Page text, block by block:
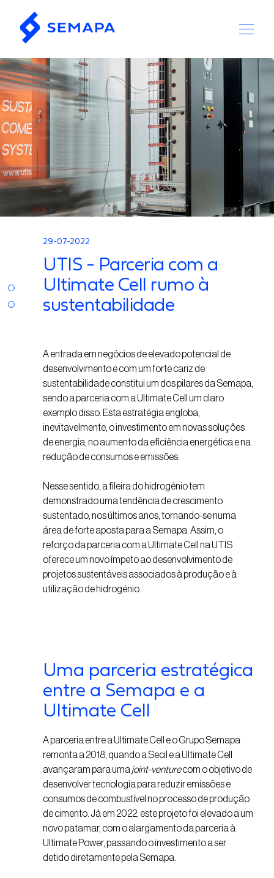
29-07-2022
UTIS - Parceria com a
Ultimate Cell rumo à
sustentabilidade
A entrada em negócios de elevado potencial de
desenvolvimento e com um forte cariz de
sustentabilidade constitui um dos pilares da Semapa,
sendo a parceria com a Ultimate Cell um claro
exemplo disso. Esta estratégia engloba,
inevitavelmente, o investimento em novas soluções
de energia, no aumento da eficiência energética e na
redução de consumos e emissões.
Nesse sentido, a fileira do hidrogénio tem
demonstrado uma tendência de crescimento
sustentado, nos últimos anos, tornando-se numa
área de forte aposta para a Semapa. Assim, o
reforço da parceria com a Ultimate Cell na UTIS
oferece um novo ímpeto ao desenvolvimento de
projetos sustentáveis associados à produção e à
utilização de hidrogénio.
Uma parceria estratégica
entre a Semapa e a
Ultimate Cell
A parceria entre a Ultimate Cell e o Grupo Semapa
remonta a 2018, quando a Secil e a Ultimate Cell
avançaram para uma joint-venturecom o objetivo de
desenvolver tecnologia para reduzir emissões e
consumos de combustível no processo de produção
de cimento. Já em 2022, este projeto foi elevado a um
novo patamar, com o alargamento da parceria à
Ultimate Power, passando o investimento a ser
detido diretamente pela Semapa.